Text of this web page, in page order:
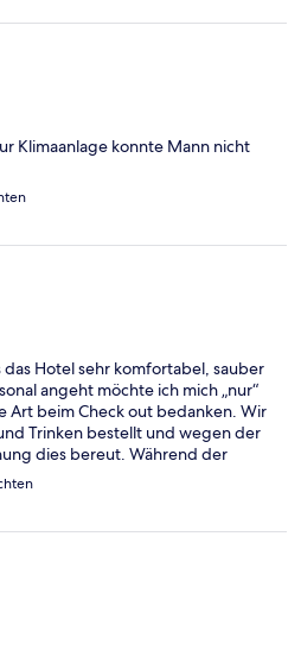
Gast rundum willkommen. Wir
können dieses Hotel
Klimaanlage konnte Mann nicht
Hotel sehr komfortabel, sauber
angeht möchte ich mich „nur“
Art beim Check out bedanken. Wir
Trinken bestellt und wegen der
dies bereut. Während der
begrüßt noch wurde mit uns ein
ich das Gefühl nicht willkommen